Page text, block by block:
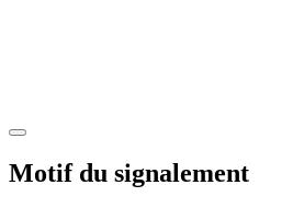
Motif du signalement